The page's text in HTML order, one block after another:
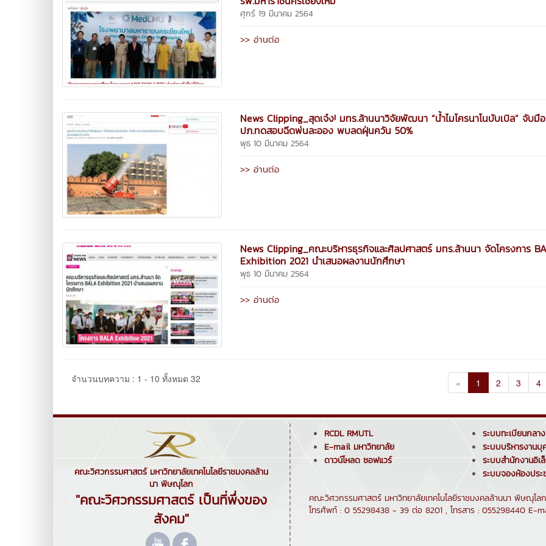
ศุกร์ 19 มีนาคม 2564
>> อ่านต่อ
News Clipping_สุดเจ๋ง! มทร.ล้านนาวิจัยพัฒนา “น้ำไมโครนาโนบับเบิล” จับมือ
ปภ.ทดสอบฉีดพ่นละออง พบลดฝุ่นควัน 50%
พุธ 10 มีนาคม 2564
>> อ่านต่อ
News Clipping_คณะบริหารธุรกิจและศิลปศาสตร์ มทร.ล้านนา จัดโครงการ
Exhibition 2021 นำเสนอผลงานนักศึกษา
พุธ 10 มีนาคม 2564
>> อ่านต่อ
จำนวนบทความ : 1 - 10 ทั้งหมด 32 « 1 2 3 4
คณะวิศวกรรมศาสตร์ มหาวิทยาลัยเทคโนโลยีราชมงคลล้าน
นา พิษณุโลก
"คณะวิศวกรรมศาสตร์ เป็นที่พึ่งของ
สังคม"
RCDL RMUTL
E-mail มหาวิทยาลัย
ดาวน์โหลด ซอฟแวร์
ระบบทะเบียนกลาง
ระบบบริหารงานบุ
ระบบสำนักงานอิเ
ระบบจองห้องประ
คณะวิศวกรรมศาสตร์ มหาวิทยาลัยเทคโนโลยีราชมงคลล้านนา พิษณุ
โทรศัพท์ : 0 55298438 - 39 ต่อ 8201 , โทรสาร : 055298440 E-